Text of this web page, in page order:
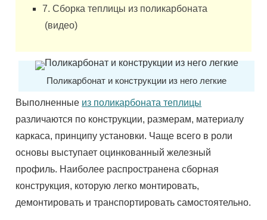
7. Сборка теплицы из поликарбоната
(видео)
Поликарбонат и конструкции из него легкие
Выполненные из поликарбоната теплицы
различаются по конструкции, размерам, материалу
каркаса, принципу установки. Чаще всего в роли
основы выступает оцинкованный железный
профиль. Наиболее распространена сборная
конструкция, которую легко монтировать,
демонтировать и транспортировать самостоятельно.